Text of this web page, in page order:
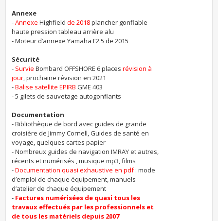
Annexe
-Annexe Highfieldde 2018plancher gonflable
haute pression tableau arrière alu
- Moteur d’annexe Yamaha F2.5 de 2015
Sécurité
- SurvieBombard OFFSHORE 6 placesrévision à
jour, prochaine révision en 2021
-Balise satellite EPIRB GME 403
- 5 gilets de sauvetage autogonflants
Documentation
- Bibliothèque de bord avec guides de grande
croisière de Jimmy Cornell, Guides de santé en
voyage, quelques cartes papier
- Nombreux guides de navigation IMRAY et autres,
récents et numérisés , musique mp3, films
-Documentation quasi exhaustive en pdf: mode
d’emploi de chaque équipement, manuels
d’atelier de chaque équipement
- Factures numérisées de quasi tous les
travaux effectués par les professionnels et
de tous les matériels depuis 2007